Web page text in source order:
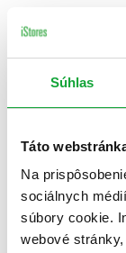
Súhlas
Táto
Na
sociálnych
súbory cookie.
webové